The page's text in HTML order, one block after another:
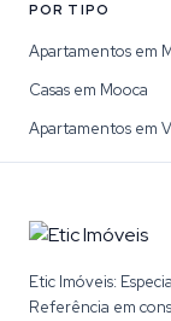
POR TIPO
Apartamentos em
Casas em Mooca
Apartamentos em
Etic Imóveis:
Referência em